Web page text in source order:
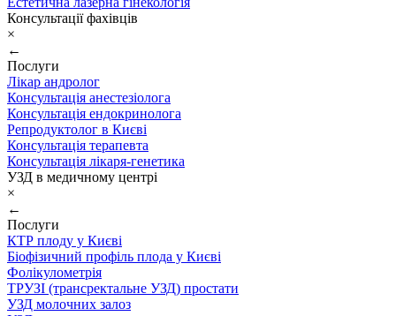
Консультації фахівців
×
←
Послуги
Лікар андролог
Консультація анестезіолога
Консультація ендокринолога
Репродуктолог в Києві
Консультація терапевта
Консультація лікаря-генетика
УЗД в медичному центрі
×
←
Послуги
КТР плоду у Києві
Біофізичний профіль плода у Києві
Фолікулометрія
ТРУЗІ (трансректальне УЗД) простати
УЗД молочних залоз